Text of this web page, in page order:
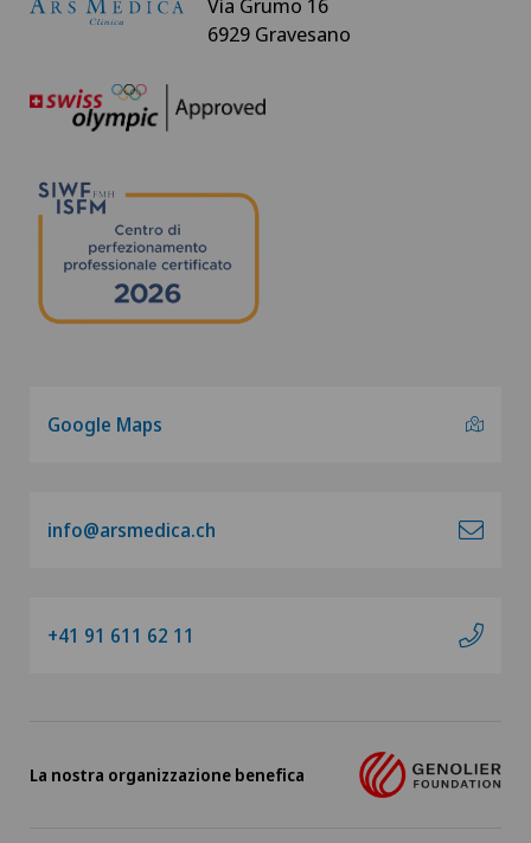
6929 Gravesano
Google Maps
info@arsmedica.ch
+41 91 611 62 11
La nostra organizzazione benefica